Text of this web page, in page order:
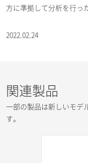
方に準拠して分析を行っ
2022.02.24
関連製品
一部の製品は新しいモデ
す。